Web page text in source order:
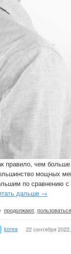
правило, чем
мощных
по сравнению с
дальше →
продолжают пользоваться
korea 22 сентября